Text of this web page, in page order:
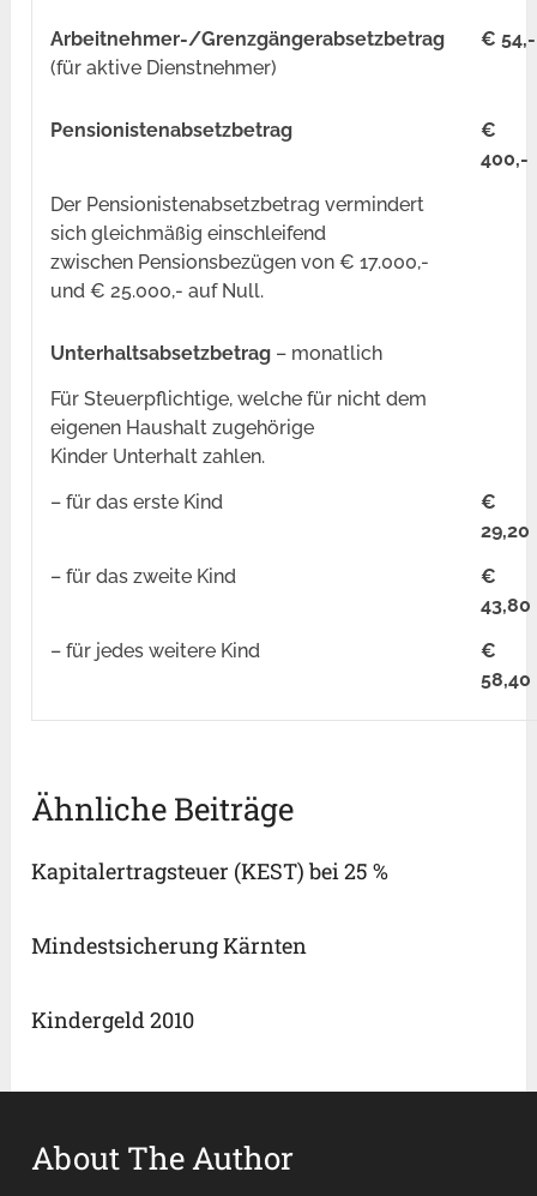
Arbeitnehmer-/Grenzgängerabsetzbetrag
(für aktive Dienstnehmer)
€ 54,-
Pensionistenabsetzbetrag
€
400,-
Der Pensionistenabsetzbetrag vermindert
sich gleichmäßig einschleifend
zwischen Pensionsbezügen von € 17.000,-
und € 25.000,- auf Null.
Unterhaltsabsetzbetrag – monatlich
Für Steuerpflichtige, welche für nicht dem
eigenen Haushalt zugehörige
Kinder Unterhalt zahlen.
– für das erste Kind
€
29,20
– für das zweite Kind
€
43,80
– für jedes weitere Kind
€
58,40
Ähnliche Beiträge
Kapitalertragsteuer (KEST) bei 25 %
Mindestsicherung Kärnten
Kindergeld 2010
About The Author